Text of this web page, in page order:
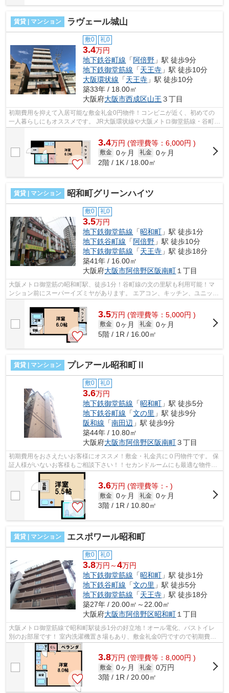
賃貸 | マンション ラヴェール城山
敷0 礼0
3.4万円
地下鉄谷町線 「 阿倍野 」駅 徒歩9分
地下鉄御堂筋線 「天王寺 」駅 徒歩10分
大阪環状線 「天王寺 」駅 徒歩10分
築33年 / 18.00㎡
大阪府大阪市西成区山王 ３丁目
初期費用を抑えて入居可能な敷金礼金0円物件！コンビニが近く、初めての
一人暮らしにもオススメです。 JR大阪環状線や大阪メトロ御堂筋線・谷町線
3.4万円 (管理費等：6,000円 )
敷金 0ヶ月 礼金 0ヶ月
2階 / 1K / 18.00㎡
賃貸 | マンション 昭和町グリーンハイツ
敷0 礼0
3.5万円
地下鉄御堂筋線 「昭和町 」駅 徒歩1分
地下鉄谷町線 「 阿倍野 」駅 徒歩10分
地下鉄御堂筋線 「天王寺 」駅 徒歩18分
築41年 / 16.00㎡
大阪府大阪市阿倍野区阪南町 １丁目
大阪メトロ御堂筋の昭和町駅、徒歩1分！谷町線の文の里駅も利用可能！マ
ンション前にスーパーイズミヤがあります。 エアコン、キッチン、ユニット
3.5万円 (管理費等：5,000円 )
敷金 0ヶ月 礼金 0ヶ月
5階 / 1R / 16.00㎡
賃貸 | マンション プレアール昭和町Ⅱ
敷0 礼0
3.6万円
地下鉄御堂筋線 「昭和町 」駅 徒歩5分
地下鉄谷町線 「文の里 」駅 徒歩9分
阪和線 「南田辺 」駅 徒歩9分
築44年 / 10.80㎡
大阪府大阪市阿倍野区阪南町３丁目
初期費用をおさえたいお客様にオススメ！敷金・礼金共に０円物件です。 保
証人様がいないお客様もご相談下さい！！セカンドルームにも最適な物件で
す！ ■□■□■□■□■□■□■□■□■□■□■□■□■□■...
3.6万円 (管理費等：- )
敷金 0ヶ月 礼金 0ヶ月
3階 / 1R / 10.80㎡
賃貸 | マンション エスポワール昭和町
敷0 礼0
3.8万円～4万円
地下鉄御堂筋線 「昭和町 」駅 徒歩1分
地下鉄谷町線 「文の里 」駅 徒歩5分
地下鉄御堂筋線 「天王寺 」駅 徒歩18分
築27年 / 20.00㎡～22.00㎡
大阪府大阪市阿倍野区昭和町 １丁目
大阪メトロ御堂筋線で昭和町駅徒歩1分の好立地！オール電化、バストイレ
別のお部屋です！ 室内洗濯機置き場もあり、敷金礼金0円ですので初期費用
も抑えれますよ！ ■□■□■□■□■□■□■□■□■...
3.8万円 (管理費等：8,000円 )
敷金 0ヶ月 礼金 0万円
3階 / 1R / 20.00㎡